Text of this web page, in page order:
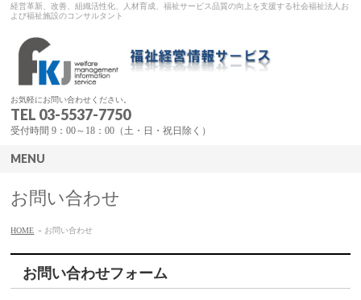
経営革新、改善、組織活性化、人材育成、福祉サービス品質の向上を支援する社会福祉法人お
よび福祉施設のコンサルタント
お気軽にお問い合わせください。
TEL 03-5537-7750
受付時間 9：00～18：00（土・日・祝日除く）
MENU
お問い合わせ
HOME » お問い合わせ
お問い合わせフォーム